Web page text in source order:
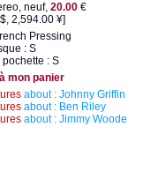
neuf, 20.00 €
2,594.00 ¥]
Pressing
: S
pochette : S
mon panier
about : Johnny Griffin
about : Ben Riley
about : Jimmy Woode